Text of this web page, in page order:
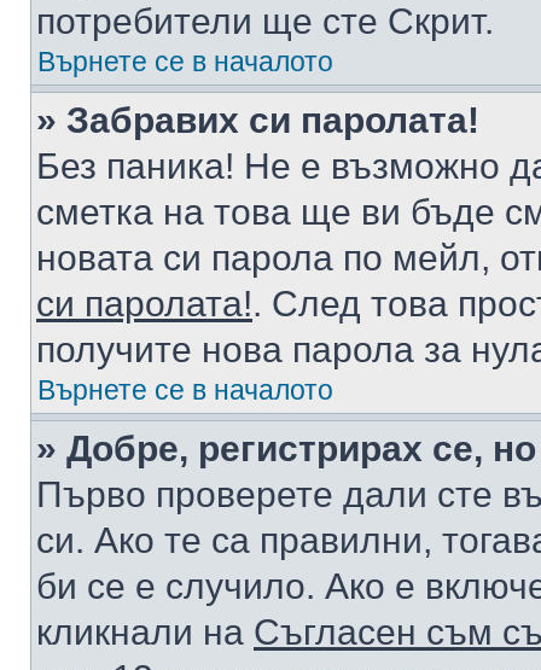
потребители ще сте Скрит.
Върнете се в началото
» Забравих си паролата!
Без паника! Не е възможно
сметка на това ще ви бъде
новата си парола по мейл,
си паролата!. След това
получите нова парола за
Върнете се в началото
» Добре, регистрирах се,
Първо проверете дали сте
си. Ако те са правилни,
би се е случило. Ако е
кликнали на Съгласен съм